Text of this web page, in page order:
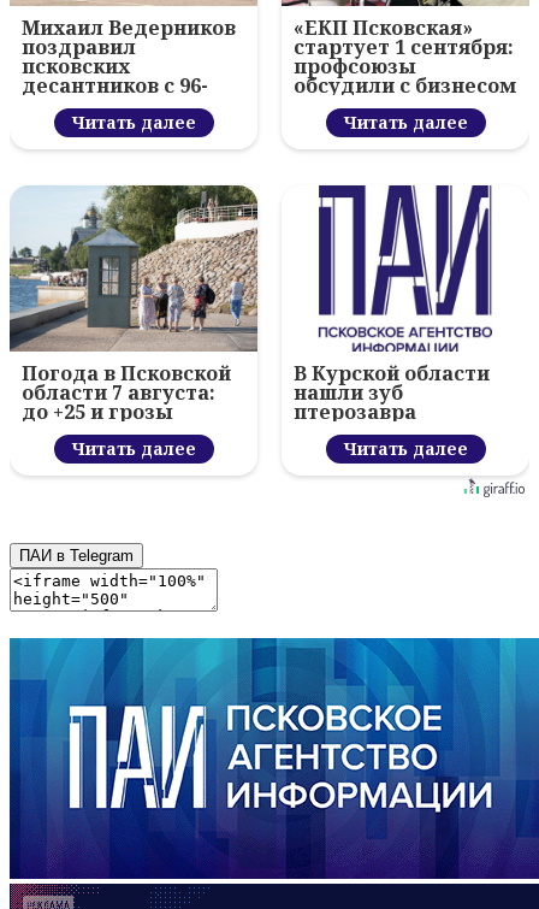
Михаил Ведерников
поздравил
псковских
десантников с 96-
летием ВДВ и
вручил награды
Читать далее
«ЕКП Псковская»
стартует 1 сентября:
профсоюзы
обсудили с бизнесом
новый цифровой
проектЧитать далее
Погода в Псковской
области 7 августа:
до +25 и грозы
Читать далее
В Курской области
нашли зуб
птерозавра
Читать далее
ПАИ в Telegram